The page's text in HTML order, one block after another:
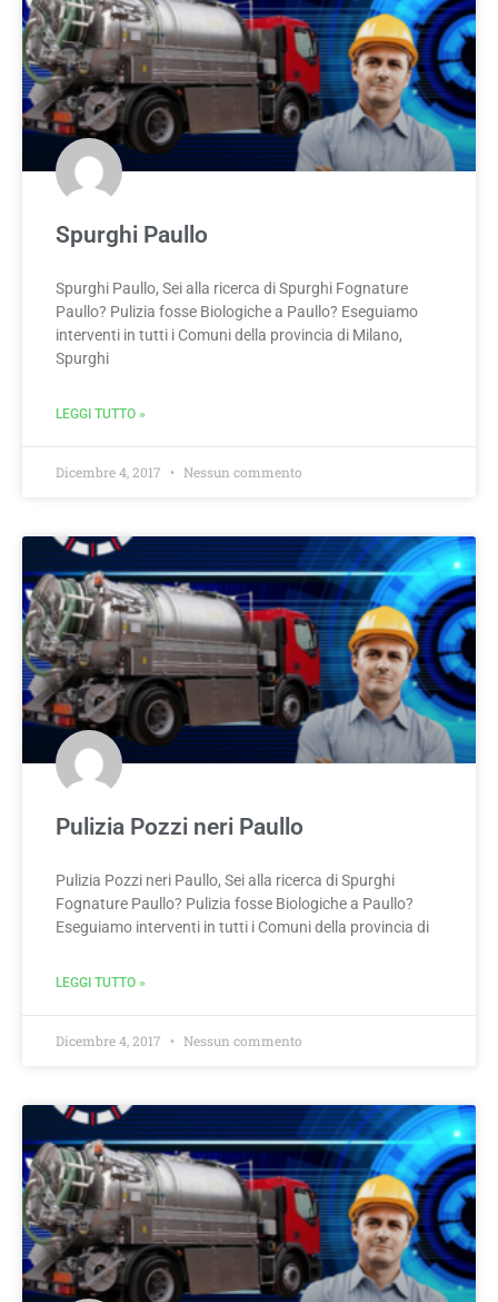
Spurghi Paullo
Spurghi Paullo, Sei alla ricerca di Spurghi Fognature
Paullo? Pulizia fosse Biologiche a Paullo? Eseguiamo
interventi in tutti i Comuni della provincia di Milano,
Spurghi
LEGGI TUTTO »
Dicembre 4, 2017 Nessun commento
Pulizia Pozzi neri Paullo
Pulizia Pozzi neri Paullo, Sei alla ricerca di Spurghi
Fognature Paullo? Pulizia fosse Biologiche a Paullo?
Eseguiamo interventi in tutti i Comuni della provincia di
LEGGI TUTTO »
Dicembre 4, 2017 Nessun commento